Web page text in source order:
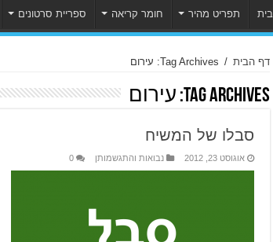
בית תפריט מהיר חומר קריאה ספריית סרטונים
דף הבית / Tag Archives: עירום
Tag Archives: עירום
סבלו של המשיח
אוגוסט 23, 2012 נבואות והתגשמותן 0